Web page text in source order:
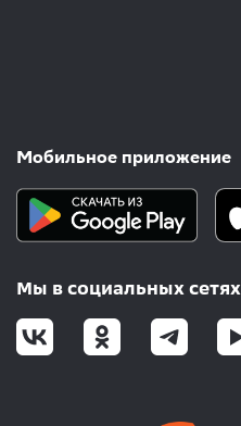
Мобильное приложение
Мы в социальных сетях